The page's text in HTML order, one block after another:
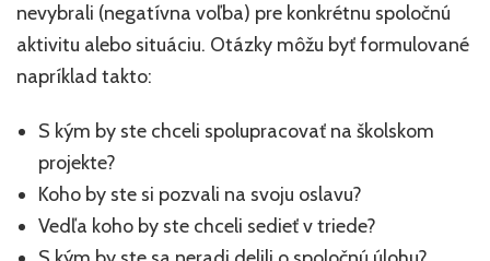
nevybrali (negatívna voľba) pre konkrétnu spoločnú
aktivitu alebo situáciu. Otázky môžu byť formulované
napríklad takto:
S kým by ste chceli spolupracovať na školskom
projekte?
Koho by ste si pozvali na svoju oslavu?
Vedľa koho by ste chceli sedieť v triede?